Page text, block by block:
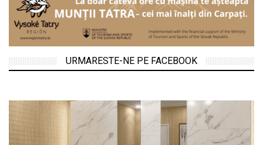
URMARESTE-NE PE FACEBOOK